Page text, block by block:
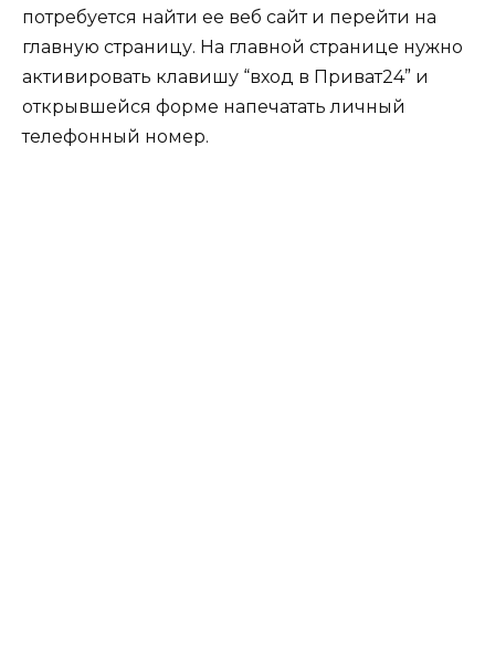
потребуется найти ее веб сайт и перейти на
главную страницу. На главной странице нужно
активировать клавишу “вход в Приват24” и
открывшейся форме напечатать личный
телефонный номер.